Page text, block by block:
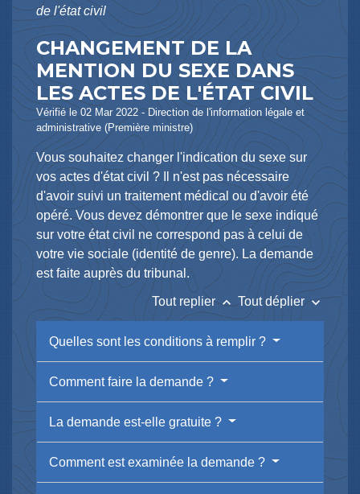
de l'état civil
CHANGEMENT DE LA
MENTION DU SEXE DANS
LES ACTES DE L'ÉTAT CIVIL
Vérifié le 02 Mar 2022 - Direction de l'information légale et
administrative (Première ministre)
Vous souhaitez changer l'indication du sexe sur
vos actes d'état civil ? Il n'est pas nécessaire
d'avoir suivi un traitement médical ou d'avoir été
opéré. Vous devez démontrer que le sexe indiqué
sur votre état civil ne correspond pas à celui de
votre vie sociale (identité de genre). La demande
est faite auprès du tribunal.
Tout replierkeyboard_arrow_up Tout déplierkeyboard_arrow_down
Quelles sont les conditions à remplir ?
Comment faire la demande ?
La demande est-elle gratuite ?
Comment est examinée la demande ?